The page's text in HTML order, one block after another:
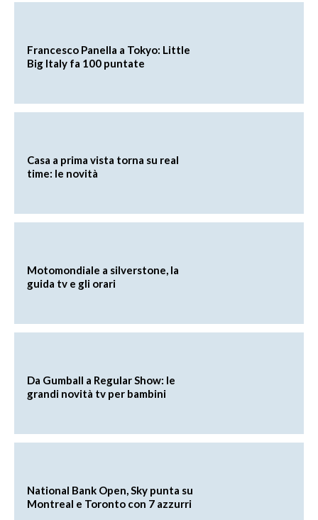
Francesco Panella a Tokyo: Little
Big Italy fa 100 puntate
Casa a prima vista torna su real
time: le novità
Motomondiale a silverstone, la
guida tv e gli orari
Da Gumball a Regular Show: le
grandi novità tv per bambini
National Bank Open, Sky punta su
Montreal e Toronto con 7 azzurri